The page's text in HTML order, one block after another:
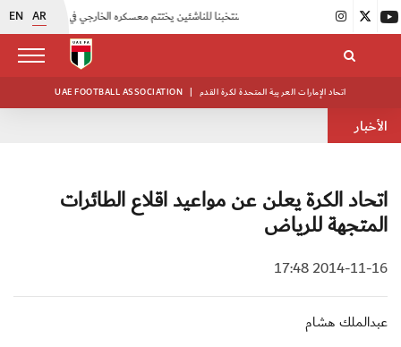
EN AR
اتحاد الكرة يُنظم ورشة عمل للمراقبين المعتمدين |
UAE FOOTBALL ASSOCIATION | اتحاد الإمارات العربية المتحدة لكرة القدم
الأخبار
اتحاد الكرة يعلن عن مواعيد اقلاع الطائرات
المتجهة للرياض
2014-11-16 17:48
عبدالملك هشام